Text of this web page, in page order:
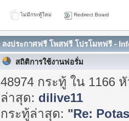
ไม่มีกระทู้ใหม่ Redirect Board
ลงประกาศฟรี โพสฟรี โปรโมทฟรี -
สถิติการใช้งานฟอรั่ม
48974 กระทู้ ใน 1166
ล่าสุด: dilive11
กระทู้ล่าสุด: "Re: